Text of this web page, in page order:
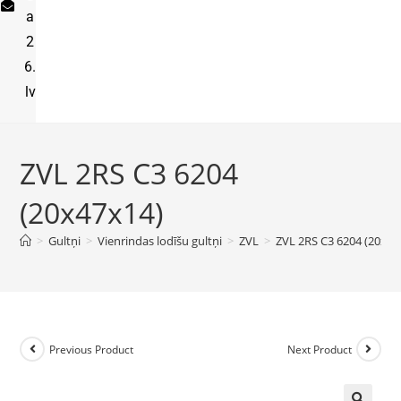
a
2
6.
lv
ZVL 2RS C3 6204
(20x47x14)
> Gultņi > Vienrindas lodīšu gultņi > ZVL > ZVL 2RS C3 6204
Previous Product Next Product